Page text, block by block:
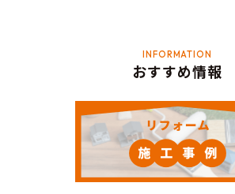
おすすめ情報